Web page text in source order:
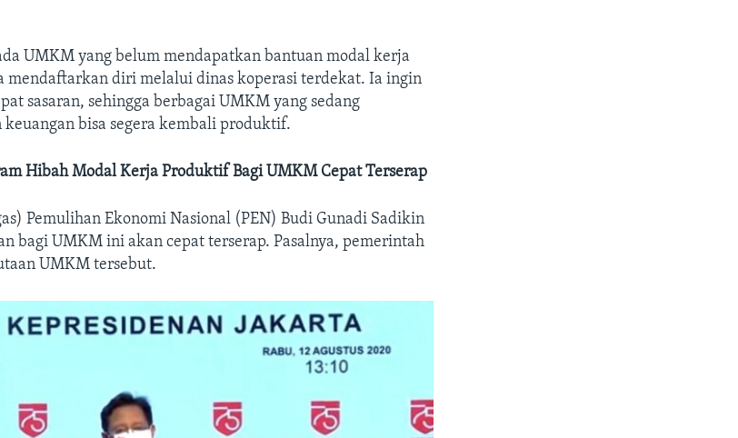
UMKM yang belum mendapatkan bantuan modal kerja
diri melalui dinas koperasi terdekat. Ia ingin
sasaran, sehingga berbagai UMKM yang sedang
bisa segera kembali produktif.
Hibah Modal Kerja Produktif Bagi UMKM Cepat Terserap
Pemulihan Ekonomi Nasional (PEN) Budi Gunadi Sadikin
bagi UMKM ini akan cepat terserap. Pasalnya, pemerintah
UMKM tersebut.